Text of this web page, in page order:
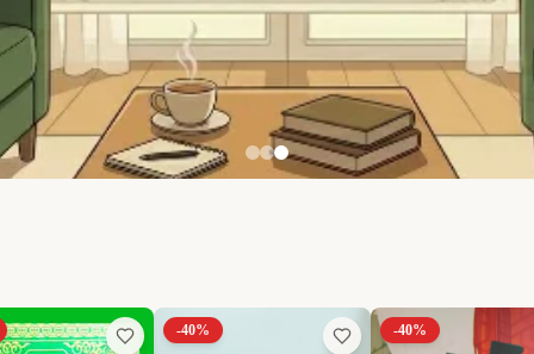
-40% -40%